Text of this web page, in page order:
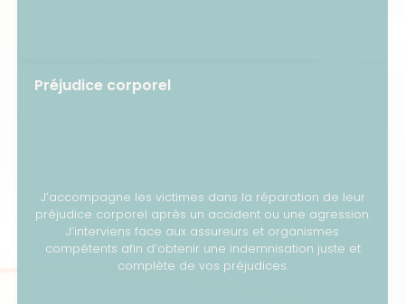
Préjudice corporel
J’accompagne les victimes dans la réparation de leur
préjudice corporel après un accident ou une agression.
J’interviens face aux assureurs et organismes
compétents afin d’obtenir une indemnisation juste et
complète de vos préjudices.